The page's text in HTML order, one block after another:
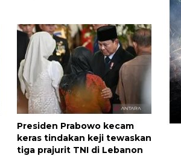
Presiden Prabowo kecam
keras tindakan keji tewaskan
tiga prajurit TNI di Lebanon
anggaran untuk bibit
arabika Gayo
11:15 WIB